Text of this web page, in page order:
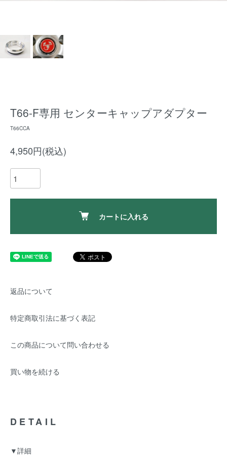
T66-F専用 センターキャップアダプター
T66CCA
4,950円(税込)
カートに入れる
返品について
特定商取引法に基づく表記
この商品について問い合わせる
買い物を続ける
DETAIL
▼詳細